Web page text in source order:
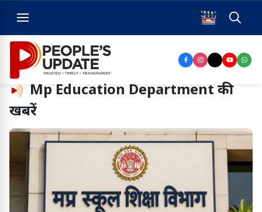
Mp Education Department की
खबरें